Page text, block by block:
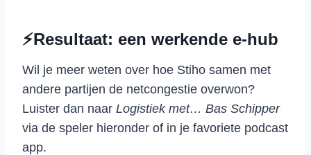
⚡Resultaat: een werkende e-hub
Wil je meer weten over hoe Stiho samen met
andere partijen de netcongestie overwon?
Luister dan naar Logistiek met… Bas Schipper
via de speler hieronder of in je favoriete podcast
app.